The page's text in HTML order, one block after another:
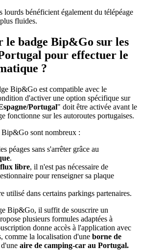
lourds bénéficient également du télépéage
fluides.
le badge Bip&Go sur les
pour effectuer le
?
Bip&Go est compatible avec le
d'activer une option spécifique sur
Portugal" doit être activée avant le
fonctionne sur les autoroutes portugaises.
Bip&Go sont nombreux :
péages sans s'arrêter grâce au
.
libre, il n'est pas nécessaire de
pour renseigner sa plaque
utilisé dans certains parkings partenaires.
Bip&Go, il suffit de souscrire un
plusieurs formules adaptées à
donne accès à l'application avec
comme la localisation d'une borne de
aire de camping-car au Portugal.